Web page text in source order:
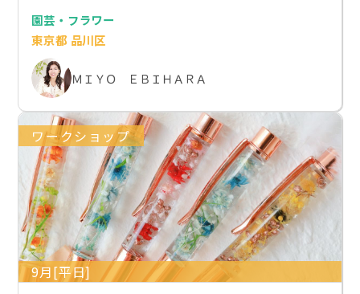
園芸・フラワー
東京都 品川区
ＭＩＹＯ ＥＢＩＨＡＲＡ
ワークショップ
9月[平日]